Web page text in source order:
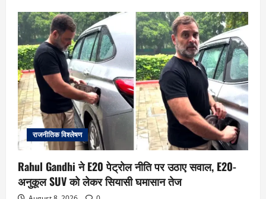
राजनीतिक विश्लेषण
Rahul Gandhi ने E20 पेट्रोल नीति पर उठाए सवाल, E20-
अनुकूल SUV को लेकर सियासी घमासान तेज